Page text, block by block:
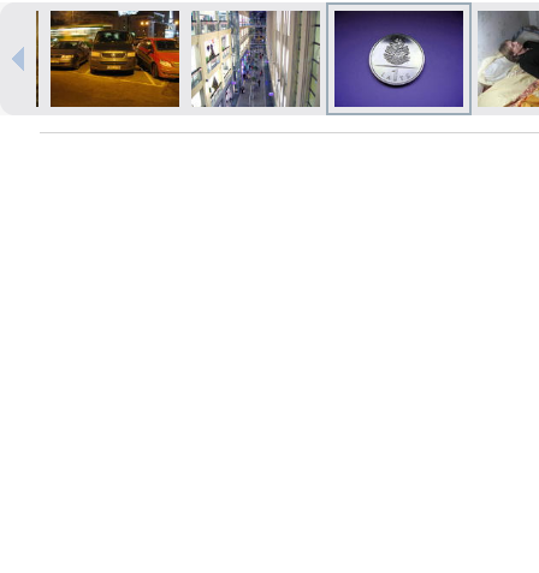
Печать в течение 1 часа в Риге –
закажите онлайн
Различные форматы и виды